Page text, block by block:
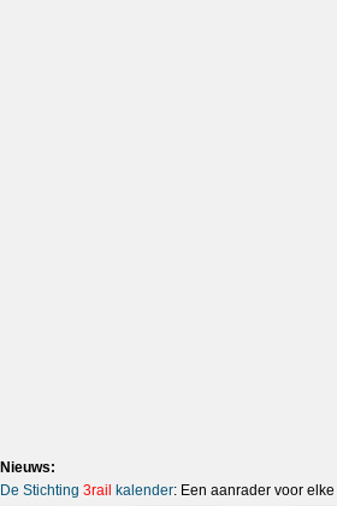
Nieuws:
De Stichting 3rail kalender: Een aanrader voor